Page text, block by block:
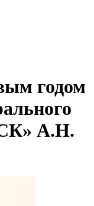
годом
А.Н.